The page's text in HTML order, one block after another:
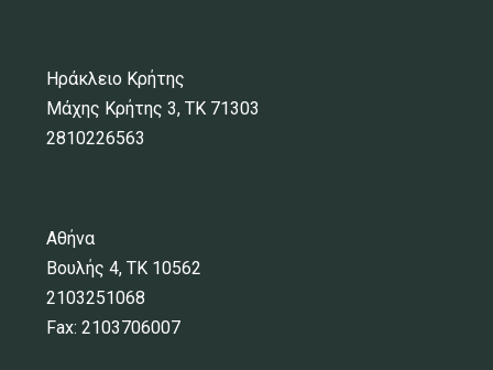
Ηράκλειο Κρήτης
Μάχης Κρήτης 3, ΤΚ 71303
2810226563
Αθήνα
Βουλής 4, ΤΚ 10562
2103251068
Fax: 2103706007